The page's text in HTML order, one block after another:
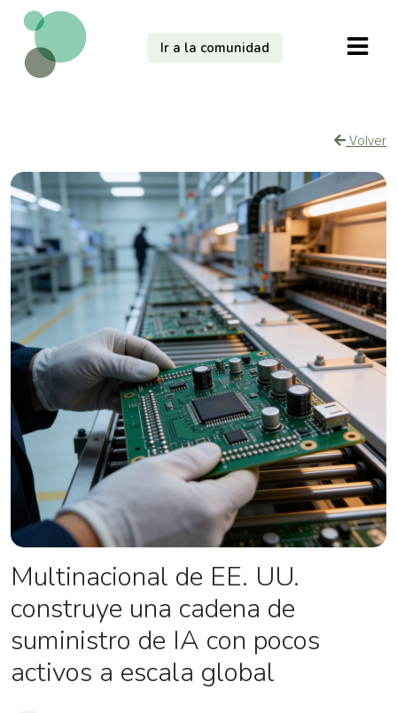
Ir a la comunidad
Volver
Multinacional de EE. UU.
construye una cadena de
suministro de IA con pocos
activos a escala global